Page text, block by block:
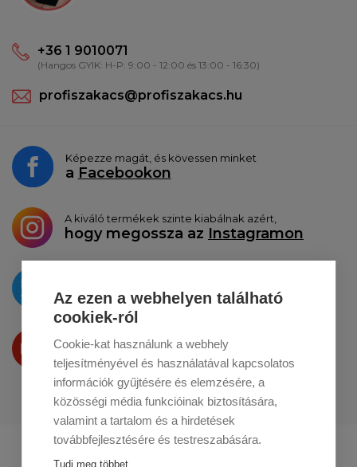
Az ezen a webhelyen található
cookiek-ról
Cookie-kat használunk a webhely
teljesítményével és használatával kapcsolatos
információk gyűjtésére és elemzésére, a
közösségi média funkcióinak biztosítására,
valamint a tartalom és a hirdetések
továbbfejlesztésére és testreszabására.
Tudj meg többet
+36 1 9010071
(Hangos GYIK: H-P: 9:00 - 12:00 és 13:00 - 16:30)
profiszakacs@profiszakacs.hu
Képezze magát, és kövessen minket
a Facebookon
A kiváló termékek szinte kiabálnak azért,
hogy megossza az Instagramon
a Twitterentesszük közzé
Termékeinket
a Youtube-on is bemutatjuk
Profikuchar.sk
Profikuchař.cz